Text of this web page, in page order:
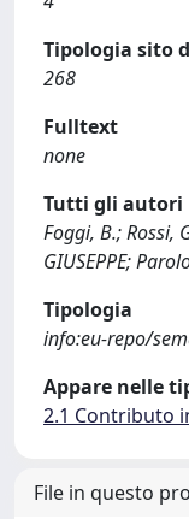
Tipologia sito
268
Fulltext
none
Tutti gli autori
Foggi, B.; Rossi,
GIUSEPPE;
Tipologia
info:eu-repo/
Appare nelle
2.1 Contributo
File in questo